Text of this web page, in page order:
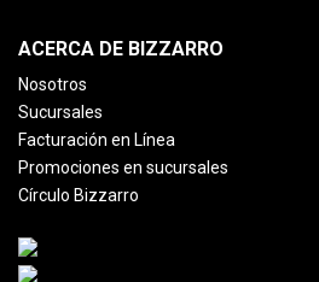
ACERCA DE BIZZARRO
Nosotros
Sucursales
Facturación en Línea
Promociones en sucursales
Círculo Bizzarro